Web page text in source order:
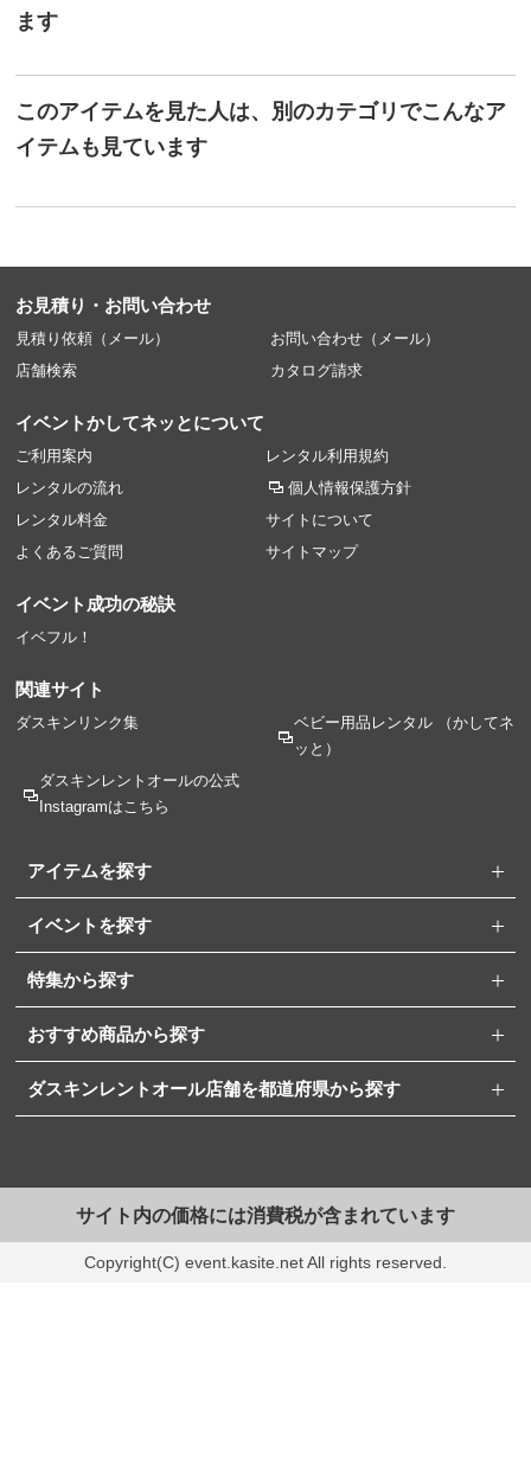
ます
このアイテムを見た人は、別のカテゴリでこんなア
イテムも見ています
お見積り・お問い合わせ
見積り依頼（メール）
お問い合わせ（メール）
店舗検索
カタログ請求
イベントかしてネッとについて
ご利用案内
レンタルの流れ
レンタル料金
よくあるご質問
レンタル利用規約
個人情報保護方針
サイトについて
サイトマップ
イベント成功の秘訣
イベフル！
関連サイト
ダスキンリンク集 ベビー用品レンタル（かしてネ
ッと）
ダスキンレントオールの公式
Instagramはこちら
アイテムを探す
イベントを探す
特集から探す
おすすめ商品から探す
ダスキンレントオール店舗を都道府県から探す
サイト内の価格には消費税が含まれています
Copyright(C) event.kasite.net All rights reserved.